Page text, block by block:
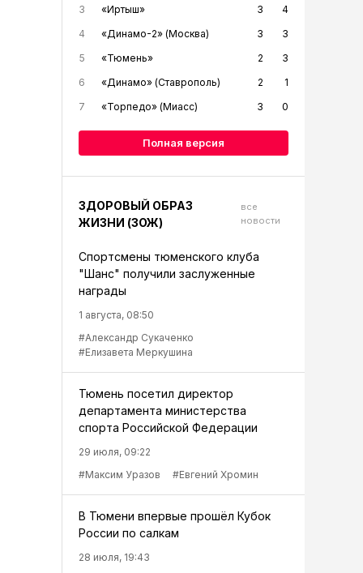
3
«Иртыш» 3
4
4
«Динамо-2» (Москва) 3
3
5
«Тюмень» 2
3
6
«Динамо» (Ставрополь) 2
1
7
«Торпедо» (Миасс) 3 0
Полная версия
ЗДОРОВЫЙ ОБРАЗ
ЖИЗНИ (ЗОЖ)
все
новости
Спортсмены тюменского клуба
"Шанс" получили заслуженные
награды
1 августа, 08:50
#Александр Сукаченко
#Елизавета Меркушина
Тюмень посетил директор
департамента министерства
спорта Российской Федерации
29 июля, 09:22
#Максим Уразов
#Евгений Хромин
В Тюмени впервые прошёл Кубок
России по салкам
28 июля, 19:43